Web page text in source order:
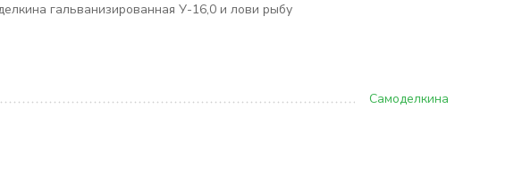
гальванизированная У-16,0 и лови рыбу
Самоделкина